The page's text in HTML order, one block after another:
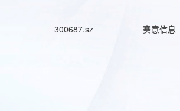
300687.sz 赛意信息